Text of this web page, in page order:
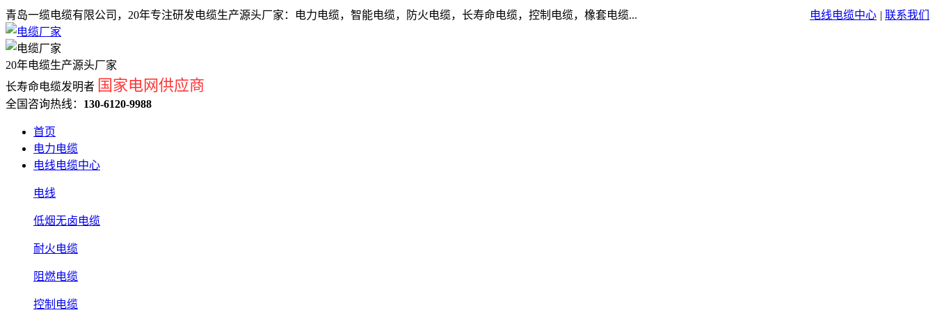
电线电缆中心 | 联系我们
青岛一缆电缆有限公司，20年专注研发电缆生产源头厂家：电力电缆，智能电缆，防火电缆，长寿命电缆，控制电缆，橡套电缆...
20年电缆生产源头厂家
长寿命电缆发明者 国家电网供应商
全国咨询热线： 130-6120-9988
首页
电力电缆
电线电缆中心
电线
低烟无卤电缆
耐火电缆
阻燃电缆
控制电缆